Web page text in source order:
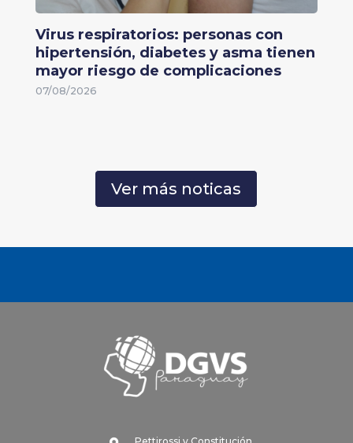
Virus respiratorios: personas con
hipertensión, diabetes y asma tienen
mayor riesgo de complicaciones
07/08/2026
Ver más noticas